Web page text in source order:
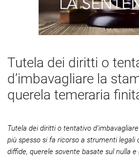
Tutela dei diritti o
d’imbavagliare la
querela temeraria
Tutela dei diritti o tentativo
più spesso si fa ricorso a strumenti legali
diffide, querele sovente basate sul nulla e